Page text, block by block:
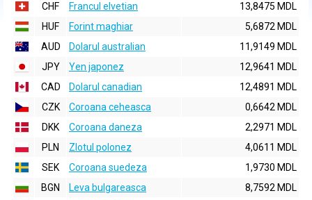
CHF
Francul elvetian
13,8475 MDL
HUF
Forint maghiar
5,6872 MDL
AUD
Dolarul australian
11,9149 MDL
JPY
Yen japonez
12,9641 MDL
CAD
Dolarul canadian
12,4891 MDL
CZK
Coroana ceheasca
0,6642 MDL
DKK
Coroana daneza
2,2971 MDL
PLN
Zlotul polonez
4,0611 MDL
SEK
Coroana suedeza
1,9730 MDL
BGN
Leva bulgareasca
8,7592 MDL